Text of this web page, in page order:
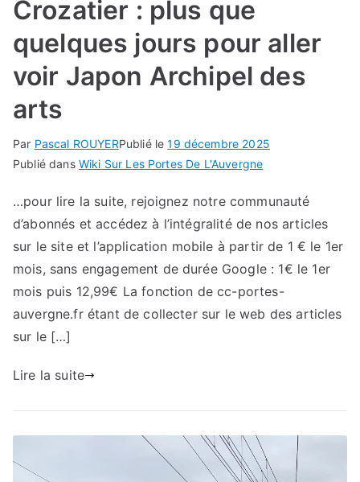
Crozatier : plus que
quelques jours pour aller
voir Japon Archipel des
arts
Par Pascal ROUYERPublié le19 décembre 2025
Publié dans Wiki Sur Les Portes De L'Auvergne
…pour lire la suite, rejoignez notre communauté
d’abonnés et accédez à l’intégralité de nos articles
sur le site et l’application mobile à partir de 1 € le 1er
mois, sans engagement de durée Google : 1€ le 1er
mois puis 12,99€ La fonction de cc-portes-
auvergne.fr étant de collecter sur le web des articles
sur le […]
Lire la suite